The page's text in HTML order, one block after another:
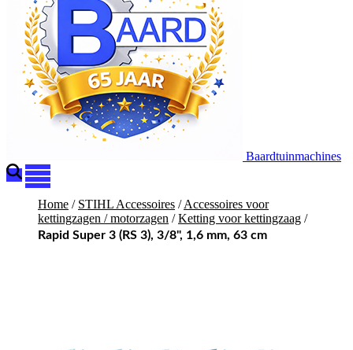
Baardtuinmachines
Home / STIHL Accessoires /Accessoires voor
kettingzagen / motorzagen /Ketting voor kettingzaag /
Rapid Super 3 (RS 3), 3/8", 1,6 mm, 63 cm